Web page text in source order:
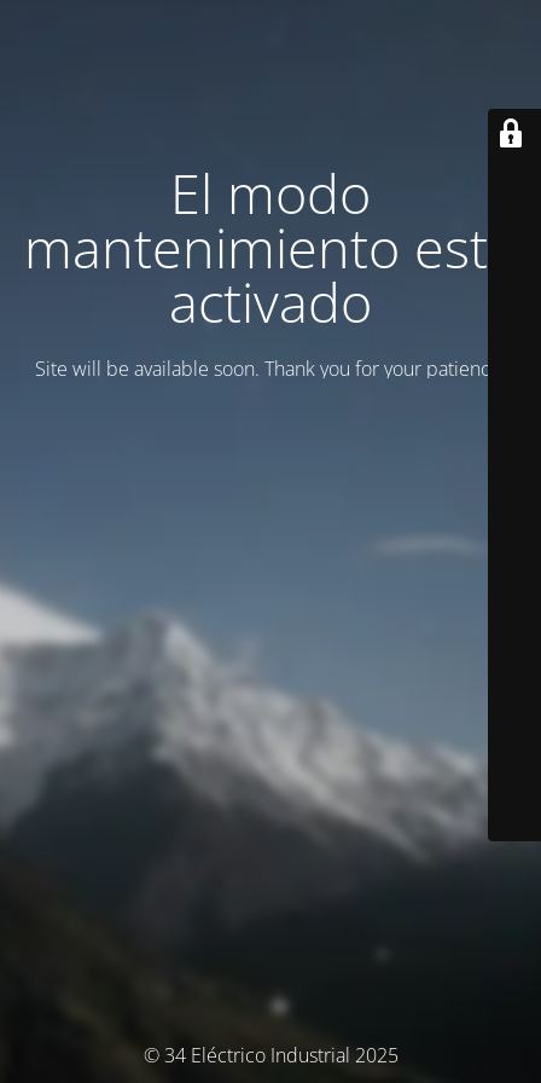
El modo
mantenimiento está
activado
Site will be available soon. Thank you for your patience!
© 34 Eléctrico Industrial 2025